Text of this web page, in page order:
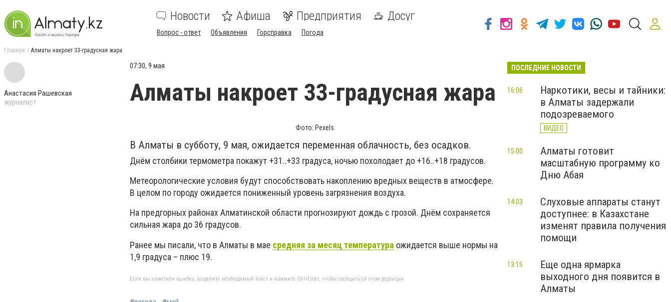
Новости Афиша Предприятия Досуг
Вопрос - ответ Объявления Горсправка Погода
Главная Алматы накроет 33-градусная жара
Анастасия Рашевская
журналист
07:30, 9 мая
Алматы накроет 33-градусная жара
Фото: Pexels
В Алматы в субботу, 9 мая, ожидается переменная облачность, без осадков.
Днём столбики термометра покажут +31..+33 градуса, ночью похолодает до +16..+18 градусов.
Метеорологические условия будут способствовать накоплению вредных веществ в атмосфере.
В целом по городу ожидается пониженный уровень загрязнения воздуха.
На предгорных районах Алматинской области прогнозируют дождь с грозой. Днём сохраняется
сильная жара до 36 градусов.
Ранее мы писали, что в Алматы в мае средняя за месяц температура ожидается выше нормы на
1,9 градуса – плюс 19.
Если вы заметили ошибку, выделите необходимый текст и нажмите Ctrl+Enter, чтобы сообщить об этом редакции
ПОСЛЕДНИЕ НОВОСТИ
Наркотики, весы и тайники:
в Алматы задержали
подозреваемого
ВИДЕО
16:06
Алматы готовит
масштабную программу ко
Дню Абая
15:00
Слуховые аппараты станут
доступнее: в Казахстане
изменят правила получения
помощи
14:03
Еще одна ярмарка
выходного дня появится в
Алматы
13:15